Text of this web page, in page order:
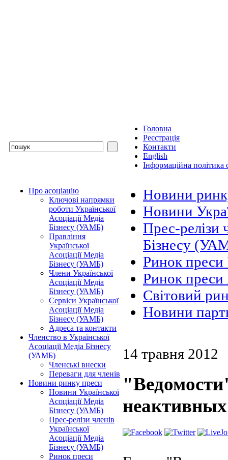
Головна
Реєстрація
Контакти
English
Інформаційна політика
Про асоціацію
Ключові напрямки
роботи Української
Асоціації Медіа
Бізнесу (УАМБ)
Правління
Української
Асоціації Медіа
Бізнесу (УАМБ)
Члени Української
Асоціації Медіа
Бізнесу (УАМБ)
Сервіси Української
Асоціації Медіа
Бізнесу (УАМБ)
Адреса та контакти
Членство в Української
Асоціації Медіа Бізнесу
(УАМБ)
Членські внески
Переваги для членів
Новини ринку преси
Новини Української
Асоціації Медіа
Бізнесу (УАМБ)
Прес-релізи членів
Української
Асоціації Медіа
Бізнесу (УАМБ)
Ринок преси
Новини
Новини
Прес-релізи
Бізнесу
Ринок преси
Ринок преси
Світовий
Новини
14 травня 2012